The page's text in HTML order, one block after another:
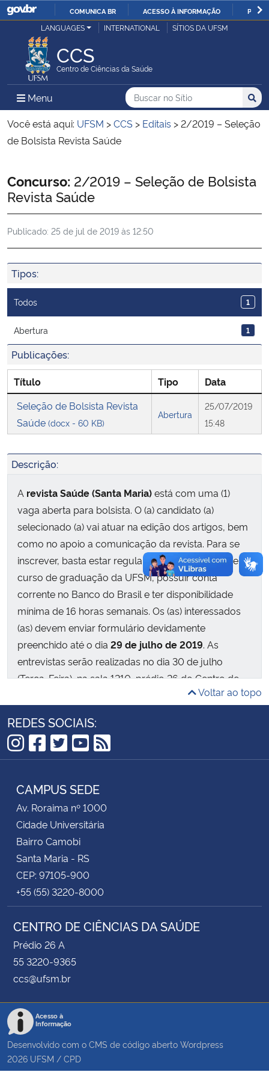
IR
COMUNICA BR ACESSO À INFORMAÇÃO
Ministério da Justiça e Segurança Pública
Ministério da Defesa
Ministério das Relações Exteriores
Ministério da Infraestrutura
Ministério da Agricultura, Pecuária e Abastecimento
Ministério da Educação
Ministério da Cidadania
Ministério de Minas e Energia
Ministério do Meio Ambiente
Ministério do Desenvolvimento Regional
Ministério da Mulher, da Família e dos Direitos Humanos
Secretaria-Geral
Secretaria de Governo
Gabinete de Segurança Institucional
Advocacia-Geral da União
Planalto
LANGUAGES INTERNATIONAL SÍTIOS DA UFSM
CCS
Centro de Ciências da Saúde
Menu Menu Principal do Sítio
Busca
Buscar no no Sítio
Busca:
Você está aqui: UFSM >CCS > Editais >2/2019 – Seleção
de Bolsista Revista Saúde
Início do conteúdo
Concurso: 2/2019 – Seleção de Bolsista
Revista Saúde
Publicado: 25 de jul de 2019 às 12:50
Tipos:
Todos 1
Abertura 1
Publicações:
Título Tipo
Data
Seleção de Bolsista Revista
Saúde (docx - 60 KB)
Abertura
25/07/2019
15:48
Descrição:
A revista Saúde (Santa Maria)está com uma (1)
vaga aberta para bolsista. O (a) candidato (a)
selecionado (a) vai atuar na edição dos artigos, bem
como no apoio a comunicação da revista. Para se
inscrever, basta estar regularmente matriculado em
curso de graduação da UFSM, possuir conta
corrente no Banco do Brasil e ter disponibilidade
mínima de 16 horas semanais. Os (as) interessados
(as) devem enviar formulário devidamente
preenchido até o dia 29 de julho de 2019. As
entrevistas serão realizadas no dia 30 de julho
(Terça-Feira), na sala 1210, prédio 26 do Centro de
Ciências da Saúde, com início às 9:00 h por ordem
agosto.
Voltar ao topo
REDES SOCIAIS:
Instagram
Facebook
Twitter
YouTube
RSS
CAMPUS SEDE
Av. Roraima nº 1000
Cidade Universitária
Bairro Camobi
Santa Maria - RS
CEP: 97105-900
+55 (55) 3220-8000
CENTRO DE CIÊNCIAS DA SAÚDE
Prédio 26 A
55 3220-9365
ccs@ufsm.br
Acesso à
Informação
Desenvolvido com o CMS de código aberto Wordpress
2026 UFSM / CPD